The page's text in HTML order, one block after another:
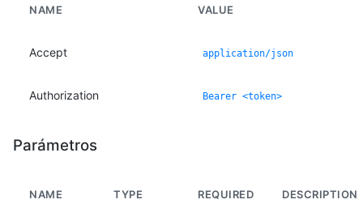
NAME VALUE
Accept application/json
Authorization Bearer <token>
Parámetros
NAME TYPE REQUIRED DESCRIPTION